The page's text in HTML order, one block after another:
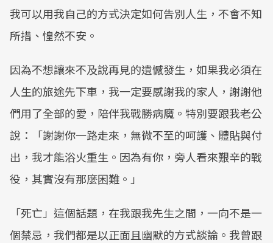
我可以用我自己的方式決定如何告別人生，不會不知
所措、惶然不安。
因為不想讓來不及說再見的遺憾發生，如果我必須在
人生的旅途先下車，我一定要感謝我的家人，謝謝他
們用了全部的愛，陪伴我戰勝病魔。特別要跟我老公
說：「謝謝你一路走來，無微不至的呵護、體貼與付
出，我才能浴火重生。因為有你，旁人看來艱辛的戰
役，其實沒有那麼困難。」
「死亡」這個話題，在我跟我先生之間，一向不是一
個禁忌，我們都是以正面且幽默的方式談論。我曾跟